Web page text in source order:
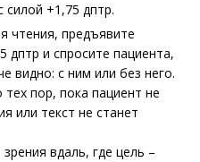
+1,75 дптр.
чтения, предъявите
дптр и спросите пациента,
видно: с ним или без него.
пор, пока пациент не
или текст не станет
вдаль, где цель –